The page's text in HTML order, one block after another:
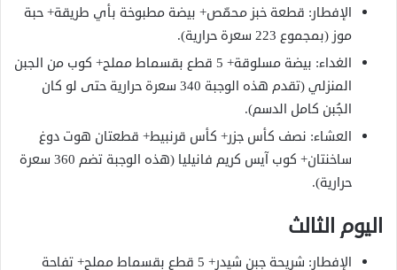
الإفطار: قطعة خبز محمّص+ بيضة مطبوخة بأي طريقة+ حبة
موز (بمجموع 223 سعرة حرارية).
الغداء: بيضة مسلوقة+ 5 قطع بقسماط مملح+ كوب من الجبن
المنزلي (تقدم هذه الوجبة 340 سعرة حرارية حتى لو كان
الجُبن كامل الدسم).
العشاء: نصف كأس جزر+ كأس قرنبيط+ قطعتان هوت دوغ
ساخنتان+ كوب آيس كريم فانيليا (هذه الوجبة تضم 360 سعرة
حرارية).
اليوم الثالث
الإفطار: شريحة جبن شيدر+ 5 قطع بقسماط مملح+ تفاحة